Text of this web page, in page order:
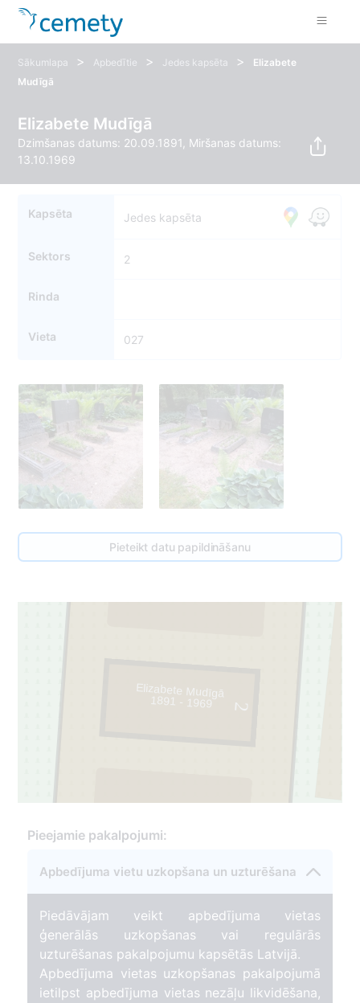
Sākumlapa > Apbedītie > Jedes kapsēta >
Elizabete
Mudīgā
Elizabete Mudīgā
Dzimšanas datums: 20.09.1891, Miršanas datums:
13.10.1969
Kapsēta Jedes kapsēta
Sektors 2
Rinda
Vieta 027
Pieteikt datu papildināšanu
2
Elizabete Mudīgā
1891 - 1969
Pieejamie pakalpojumi:
Apbedījuma vietu uzkopšana un uzturēšana
Piedāvājam veikt apbedījuma vietas
ģenerālās uzkopšanas vai regulārās
uzturēšanas pakalpojumu kapsētās Latvijā.
Apbedījuma vietas uzkopšanas pakalpojumā
ietilpst apbedījuma vietas nezāļu likvidēšana,